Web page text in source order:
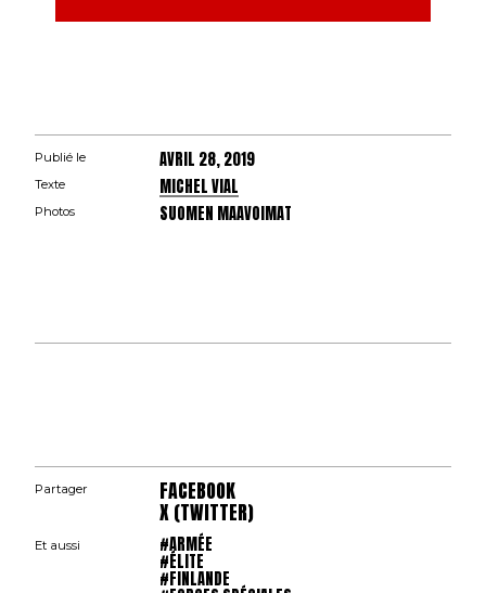
Publié le AVRIL 28, 2019
Texte MICHEL VIAL
Photos SUOMEN MAAVOIMAT
Partager FACEBOOK
X (TWITTER)
Et aussi #ARMÉE
#ÉLITE
#FINLANDE